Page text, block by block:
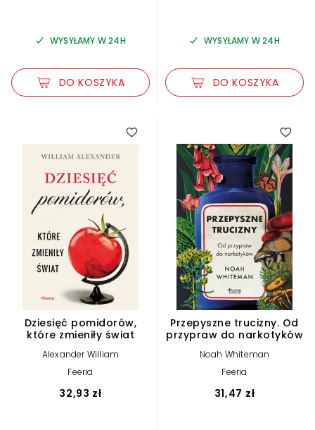
WYSYŁAMY W 24H
DO KOSZYKA
WYSYŁAMY W 24H
DO KOSZYKA
Dziesięć pomidorów,
które zmieniły świat
Alexander William
Feeria
32,93 zł
Przepyszne trucizny. Od
przypraw do narkotyków
Noah Whiteman
Feeria
31,47 zł